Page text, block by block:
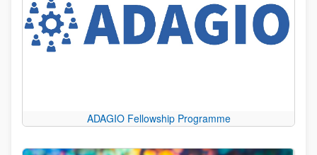
ADAGIO Fellowship Programme